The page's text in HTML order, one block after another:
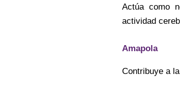
Actúa como
actividad
Amapola
Contribuye a